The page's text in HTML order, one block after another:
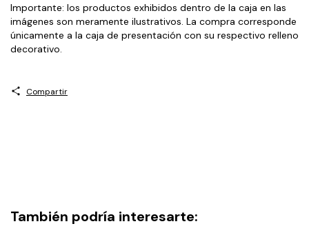
Importante: los productos exhibidos dentro de la caja en las
imágenes son meramente ilustrativos. La compra corresponde
únicamente a la caja de presentación con su respectivo relleno
decorativo.
Compartir
También podría interesarte: